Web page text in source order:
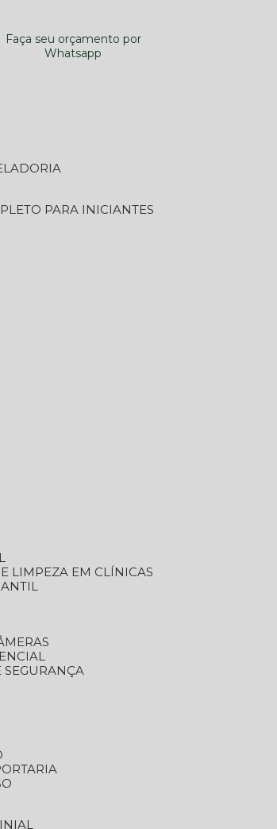
Faça seu orçamento por
Whatsapp
PARA INICIANTES
LIMPEZA EM CLÍNICAS
SEGURANÇA